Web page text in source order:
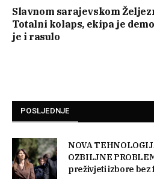
Slavnom sarajevskom
Totalni kolaps, ekipa je
je i rasulo
POSLJEDNJE
NOVA
OZBILJNE
preživjeti izbore bez